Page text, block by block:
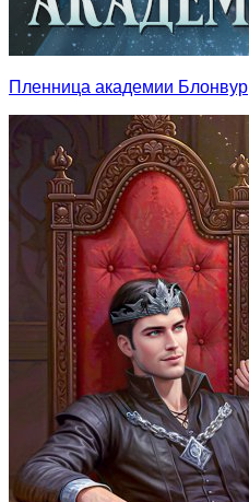
Пленница академии Блонвур